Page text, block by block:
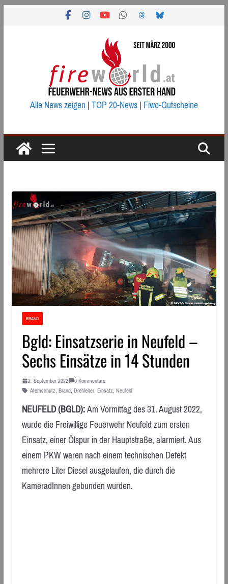
Alle News zeigen|TOP 20-News|Fiwo-Gutscheine
BRAND
Bgld: Einsatzserie in Neufeld –
Sechs Einsätze in 14 Stunden
2. September 2022
0 Kommentare
Atemschutz, Brand, Drehleiter, Einsatz, Neufeld
NEUFELD (BGLD):Am Vormittag des 31. August 2022,
wurde die Freiwillige Feuerwehr Neufeld zum ersten
Einsatz, einer Ölspur in der Hauptstraße, alarmiert. Aus
einem PKW waren nach einem technischen Defekt
mehrere Liter Diesel ausgelaufen, die durch die
KameradInnen gebunden wurden.